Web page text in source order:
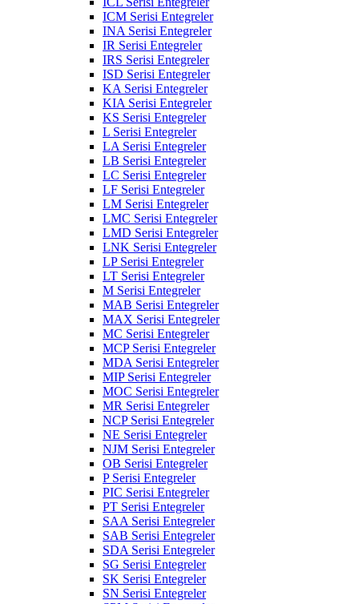
ICM Serisi Entegreler
INA Serisi Entegreler
IR Serisi Entegreler
IRS Serisi Entegreler
ISD Serisi Entegreler
KA Serisi Entegreler
KIA Serisi Entegreler
KS Serisi Entegreler
L Serisi Entegreler
LA Serisi Entegreler
LB Serisi Entegreler
LC Serisi Entegreler
LF Serisi Entegreler
LM Serisi Entegreler
LMC Serisi Entegreler
LMD Serisi Entegreler
LNK Serisi Entegreler
LP Serisi Entegreler
LT Serisi Entegreler
M Serisi Entegreler
MAB Serisi Entegreler
MAX Serisi Entegreler
MC Serisi Entegreler
MCP Serisi Entegreler
MDA Serisi Entegreler
MIP Serisi Entegreler
MOC Serisi Entegreler
MR Serisi Entegreler
NCP Serisi Entegreler
NE Serisi Entegreler
NJM Serisi Entegreler
OB Serisi Entegreler
P Serisi Entegreler
PIC Serisi Entegreler
PT Serisi Entegreler
SAA Serisi Entegreler
SAB Serisi Entegreler
SDA Serisi Entegreler
SG Serisi Entegreler
SK Serisi Entegreler
SN Serisi Entegreler